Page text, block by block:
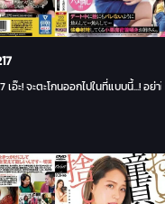
แน่นอนหากคุณพบ - Hitomi
เอ๊ะ! จะตะโกนออกไปในที่แบบนี้...! อย่